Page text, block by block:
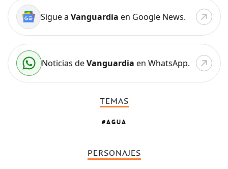
Sigue a Vanguardia en Google News.
Noticias deVanguardia en WhatsApp.
TEMAS
AGUA
PERSONAJES